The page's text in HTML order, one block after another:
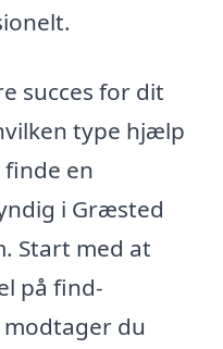
succes for dit
type hjælp
en
i Græsted
Start med at
på find-
du